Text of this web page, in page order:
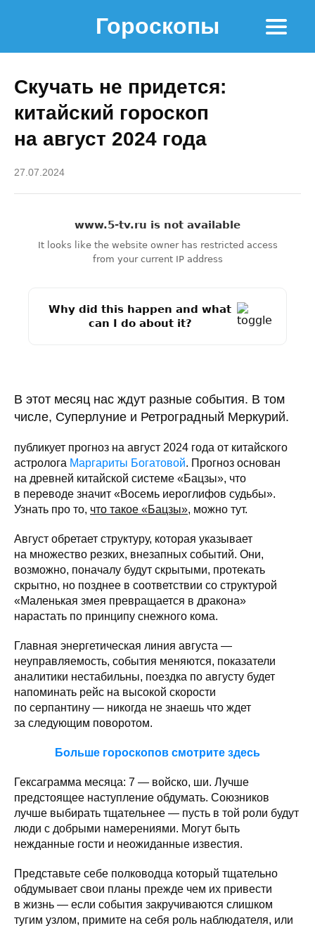
Гороскопы
Скучать не придется:
китайский гороскоп
на август 2024 года
27.07.2024
В этот месяц нас ждут разные события. В том
числе, Суперлуние и Ретроградный Меркурий.
публикует прогноз на август 2024 года от китайского
астролога Маргариты Богатовой. Прогноз основан
на древней китайской системе «Бацзы», что
в переводе значит «Восемь иероглифов судьбы».
Узнать про то, что такое «Бацзы», можно тут.
Август обретает структуру, которая указывает
на множество резких, внезапных событий. Они,
возможно, поначалу будут скрытыми, протекать
скрытно, но позднее в соответствии со структурой
«Маленькая змея превращается в дракона»
нарастать по принципу снежного кома.
Главная энергетическая линия августа —
неуправляемость, события меняются, показатели
аналитики нестабильны, поездка по августу будет
напоминать рейс на высокой скорости
по серпантину — никогда не знаешь что ждет
за следующим поворотом.
Больше гороскопов смотрите здесь
Гексаграмма месяца: 7 — войско, ши. Лучше
предстоящее наступление обдумать. Союзников
лучше выбирать тщательнее — пусть в той роли будут
люди с добрыми намерениями. Могут быть
нежданные гости и неожиданные известия.
Представьте себе полководца который тщательно
обдумывает свои планы прежде чем их привести
в жизнь — если события закручиваются слишком
тугим узлом, примите на себя роль наблюдателя, или